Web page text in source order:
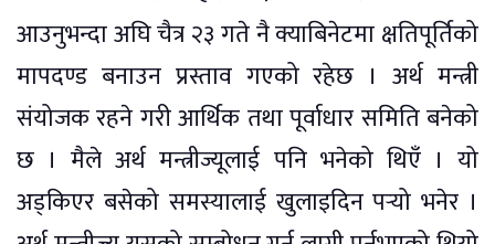
आउनुभन्दा अघि चैत्र २३ गते नै क्याबिनेटमा क्षतिपूर्तिको
मापदण्ड बनाउन प्रस्ताव गएको रहेछ । अर्थ मन्त्री
संयोजक रहने गरी आर्थिक तथा पूर्वाधार समिति बनेको
छ । मैले अर्थ मन्त्रीज्यूलाई पनि भनेको थिएँ । यो
अड्किएर बसेको समस्यालाई खुलाइदिन पर्‍यो भनेर ।